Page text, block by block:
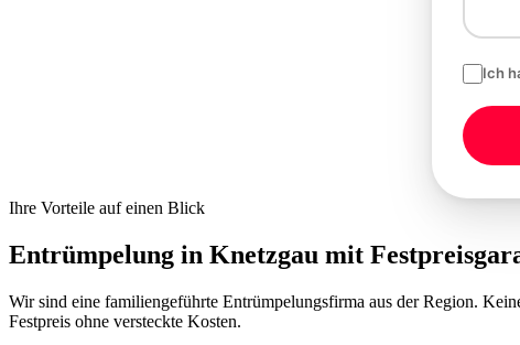
Ich
Ihre Vorteile auf einen Blick
Entrümpelung in Knetzgau mit
Wir sind eine familiengeführte Entrümpelungsfirma aus der Region.
Festpreis ohne versteckte Kosten.